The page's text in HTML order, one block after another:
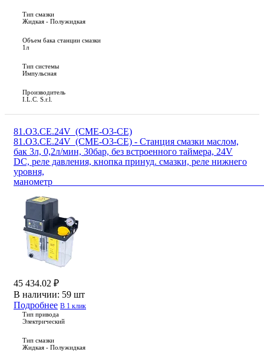
Тип смазки
Жидкая - Полужидкая
Объем бака станции смазки
1л
Тип системы
Импульсная
Производитель
I.L.C. S.r.l.
81.O3.CE.24V_(CME-O3-CE)
81.O3.CE.24V_(CME-O3-CE) - Станция смазки маслом,
бак 3л, 0,2л/мин, 30бар, без встроенного таймера, 24V
DC, реле давления, кнопка принуд. смазки, реле нижнего
уровня,
45 434.02 ₽
В наличии: 59 шт
Подробнее В 1 клик
Тип привода
Электрический
Тип смазки
Жидкая - Полужидкая